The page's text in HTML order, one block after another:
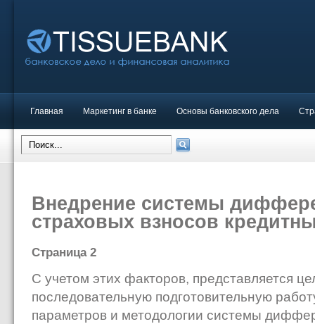
Главная Маркетинг в банке Основы банковского дела
Внедрение системы
страховых взносов
Страница 2
С учетом этих факторов, представляется
последовательную подготовительную
параметров и методологии системы